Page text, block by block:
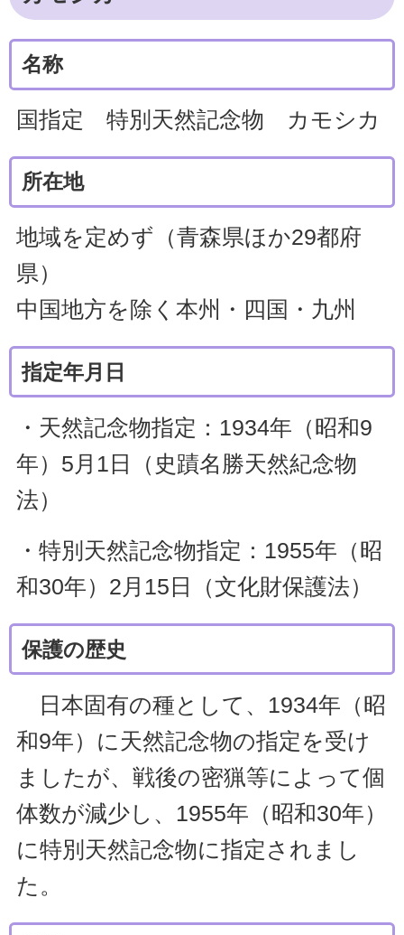
名称
国指定 特別天然記念物 カモシカ
所在地
地域を定めず（青森県ほか29都府
県）
中国地方を除く本州・四国・九州
指定年月日
・天然記念物指定：1934年（昭和9
年）5月1日（史蹟名勝天然紀念物
法）
・特別天然記念物指定：1955年（昭
和30年）2月15日（文化財保護法）
保護の歴史
日本固有の種として、1934年（昭
和9年）に天然記念物の指定を受け
ましたが、戦後の密猟等によって個
体数が減少し、1955年（昭和30年）
に特別天然記念物に指定されまし
た。